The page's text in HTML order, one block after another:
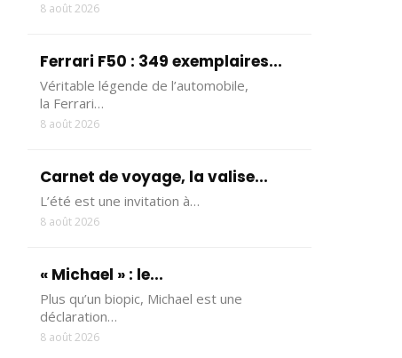
8 août 2026
Ferrari F50 : 349 exemplaires...
Véritable légende de l’automobile,
la Ferrari…
8 août 2026
Carnet de voyage, la valise...
L’été est une invitation à…
8 août 2026
« Michael » : le...
Plus qu’un biopic, Michael est une
déclaration…
8 août 2026